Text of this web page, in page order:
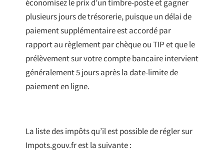
économisez le prix d’un timbre-poste et gagner
plusieurs jours de trésorerie, puisque un délai de
paiement supplémentaire est accordé par
rapport au règlement par chèque ou TIP et que le
prélèvement sur votre compte bancaire intervient
généralement 5 jours après la date-limite de
paiement en ligne.
La liste des impôts qu’il est possible de régler sur
Impots.gouv.fr est la suivante :